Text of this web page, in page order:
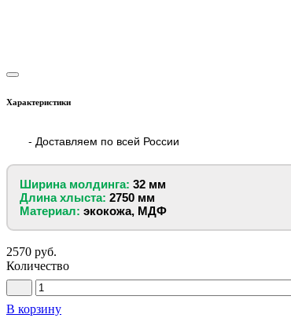
Характеристики
- Доставляем по всей России
Ширина молдинга: 32 мм
Длина хлыста: 2750 мм
Материал: экокожа, МДФ
2570 руб.
Количество
В корзину